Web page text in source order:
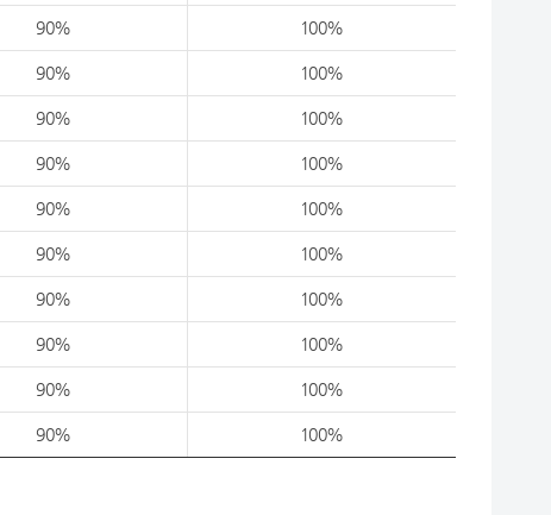
90% 100%
90% 100%
90% 100%
90% 100%
90% 100%
90% 100%
90% 100%
90% 100%
90% 100%
90% 100%